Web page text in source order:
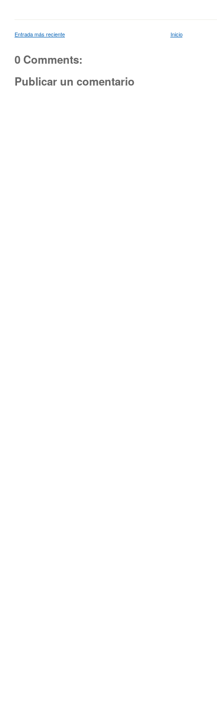
Entrada más reciente Inicio
0 Comments:
Publicar un comentario